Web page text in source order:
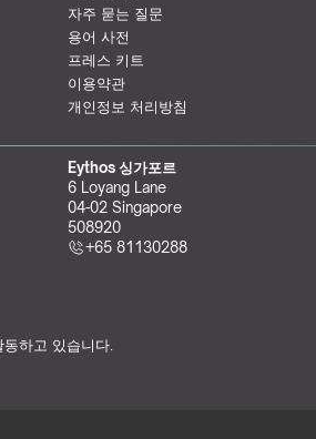
자주 묻는 질문
용어 사전
프레스 키트
이용약관
개인정보 처리방침
Eythos 싱가포르
6 Loyang Lane
04-02 Singapore
508920
+65 81130288
하고 있습니다.